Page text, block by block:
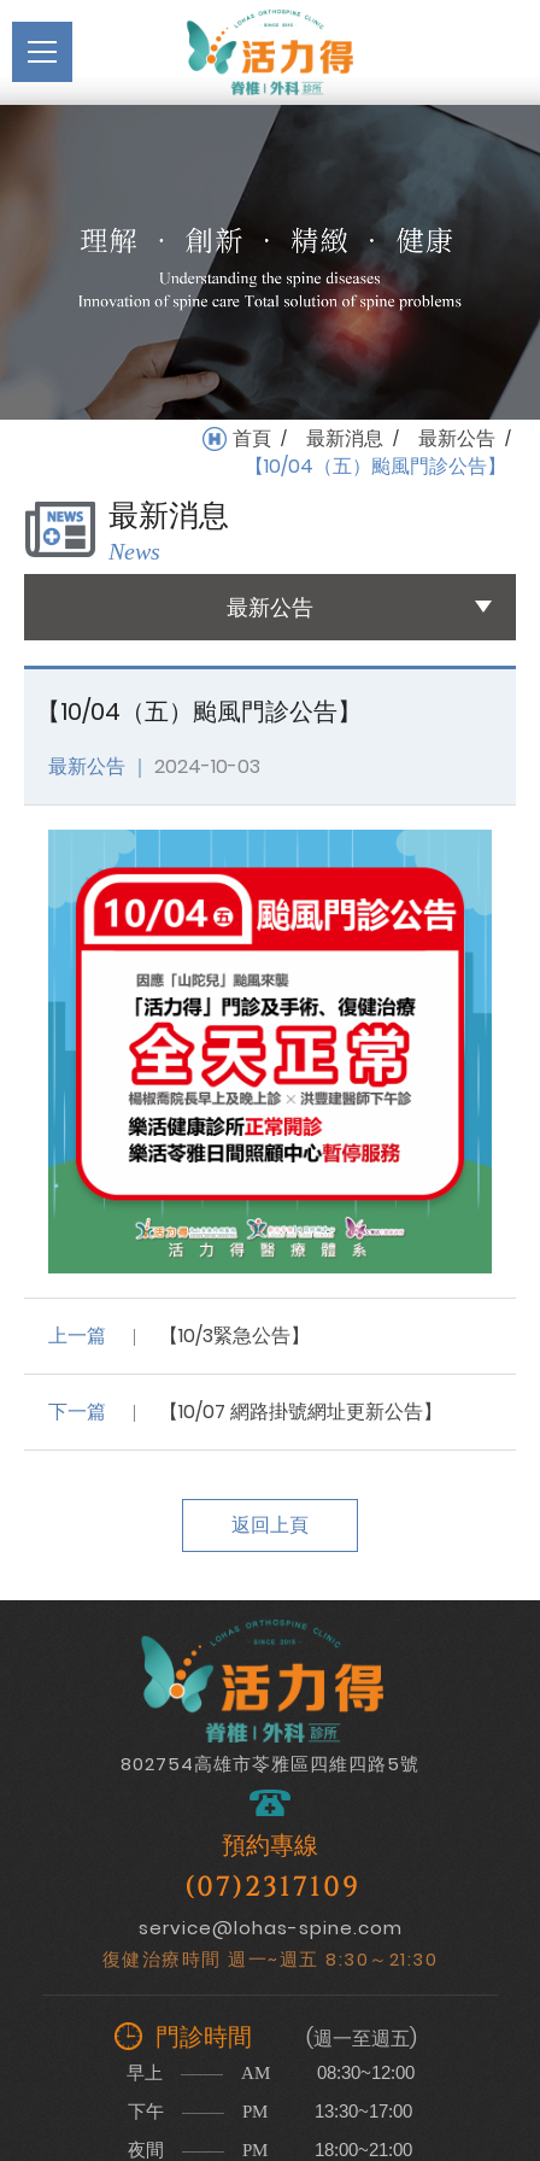
【10/04（五）颱風門診公
告】_最新公告_最新消息 |
活力得脊椎外科診所
主選單關於活力得
醫療服務
Medical Service
Registration
就醫指南
Medical Instruction
衛教專區
Health Education
友善連結
Links
首頁 / 最新消息 / 最新公告 /
【10/04（五）颱風門診公告】
最新消息
News
最新公告
【10/04（五）颱風門診公告】
最新公告 ｜ 2024-10-03
上一篇 【10/3緊急公告】
下一篇 【10/07 網路掛號網址更新公告】
返回上頁
802754高雄市苓雅區四維四路5號
預約專線
(07)2317109
service@lohas-spine.com
復健治療時間 週一~週五 8:30～21:30
門診時間 (週一至週五)
早上 AM 08:30~12:00
下午 PM 13:30~17:00
夜間 PM 18:00~21:00